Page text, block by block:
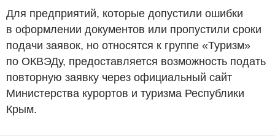
Для предприятий, которые допустили ошибки
в оформлении документов или пропустили сроки
подачи заявок, но относятся к группе «Туризм»
по ОКВЭДу, предоставляется возможность подать
повторную заявку через официальный сайт
Министерства курортов и туризма Республики
Крым.